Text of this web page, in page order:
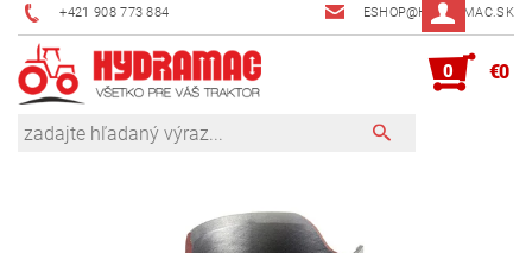
+421 908 773 884 ESHOP@HYDRAMAC.SK
0 €0